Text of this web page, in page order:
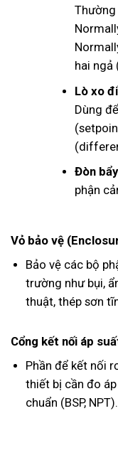
hai ngả
Lò xo
Dùng
Đòn
phận
Vỏ bảo vệ
Bảo vệ các bộ
trường như bụi,
thuật, thép sơn
Cổng kết nối áp
Phần để kết nối
thiết bị cần đo
chuẩn (BSP, NPT).